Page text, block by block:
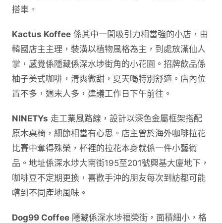
搭車。
Kactus Koffee 係其中一間吸引力相當強的小店，由
韓國店主主理，裝潢以植物風格為主，到處放滿仙人
掌，感覺係隱藏係深水埗街角的小花園。招牌飲品係
柚子美式咖啡，清爽微甜，夏天喝特別舒適。店內位
置不多，週末人多，建議工作日下午前往。
NINETYs 走工業風路線，設計以深色金屬框架搭配
原木桌椅，細節相當有心思。店主曾於海外咖啡拉花
比賽中奪得殊榮，杯裡的拉花本身就係一件小藝術
品。地址係深水埗大南街195至201號興基大廈地下，
咖啡豆不定期更換，喜歡手沖的朋友每次到訪都可能
嚐到不同產地風味。
Dog99 Coffee 隱藏係深水埗福榮街，面積細小，格